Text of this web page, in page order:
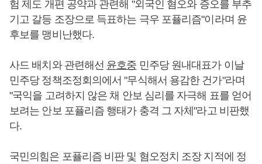
험 제도 개편 공약과 관련해 "외국인 혐오와 증오를 부추
기고 갈등 조장으로 득표하는 극우 포퓰리즘"이라며 윤
후보를 맹비난했다.
사드 배치와 관련해선 윤호중 민주당 원내대표가 이날
민주당 정책조정회의에서 "무식해서 용감한 건가"라며
"국익을 고려하지 않은 채 안보 심리를 자극해 표를 얻어
보려는 안보 포퓰리즘 행태가 충격 그 자체"라고 비판했
다.
국민의힘은 포퓰리즘 비판 및 혐오정치 조장 지적에 정